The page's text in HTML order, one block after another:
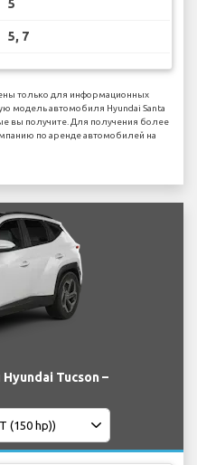
5
5, 7
только для информационных
модель автомобиля Hyundai Santa
вы получите. Для получения более
по аренде автомобилей на
Tucson –